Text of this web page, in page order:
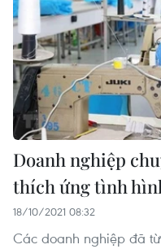
Doanh nghiệp
thích ứng tình
18/10/2021 08:32
Các doanh nghiệp đã